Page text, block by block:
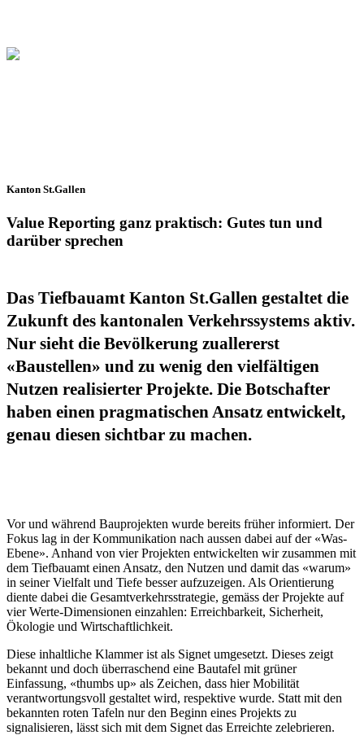
Kanton St.Gallen
Value Reporting ganz praktisch: Gutes tun und
darüber sprechen
Das Tiefbauamt Kanton St.Gallen gestaltet die
Zukunft des kantonalen Verkehrssystems aktiv.
Nur sieht die Bevölkerung zuallererst
«Baustellen» und zu wenig den vielfältigen
Nutzen realisierter Projekte. Die Botschafter
haben einen pragmatischen Ansatz entwickelt,
genau diesen sichtbar zu machen.
Vor und während Bauprojekten wurde bereits früher informiert. Der
Fokus lag in der Kommunikation nach aussen dabei auf der «Was-
Ebene». Anhand von vier Projekten entwickelten wir zusammen mit
dem Tiefbauamt einen Ansatz, den Nutzen und damit das «warum»
in seiner Vielfalt und Tiefe besser aufzuzeigen. Als Orientierung
diente dabei die Gesamtverkehrsstrategie, gemäss der Projekte auf
vier Werte-Dimensionen einzahlen: Erreichbarkeit, Sicherheit,
Ökologie und Wirtschaftlichkeit.
Diese inhaltliche Klammer ist als Signet umgesetzt. Dieses zeigt
bekannt und doch überraschend eine Bautafel mit grüner
Einfassung, «thumbs up» als Zeichen, dass hier Mobilität
verantwortungsvoll gestaltet wird, respektive wurde. Statt mit den
bekannten roten Tafeln nur den Beginn eines Projekts zu
signalisieren, lässt sich mit dem Signet das Erreichte zelebrieren.